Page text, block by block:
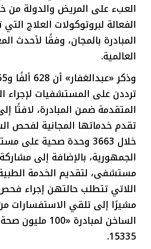
العبء على المريض والدولة من
الفعالة لبروتوكولات العلاج
المبادرة بالمجان، وفقًا لأحدث
العالمية.
ترددن على المستشفيات لإجراء
المتقدمة ضمن المبادرة، لافتًا
تقدم خدماتها المجانية لفحص
خلال 3663 وحدة صحية
مستشفى، لتقديم الخدمة
اللاتي تتطلب حالتهن إجراء
مشيرًا إلى تلقي الاستفسارات
الساخن لمبادرة
15335.